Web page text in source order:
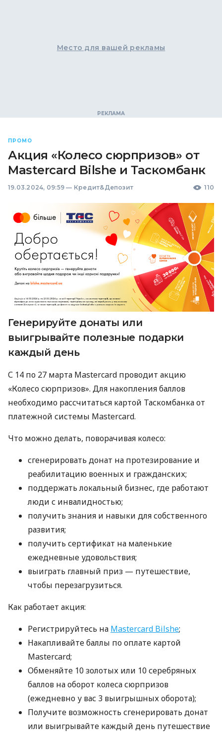
Место для вашей рекламы
ПРОМО
Акция «Колесо сюрпризов» от
Mastercard Bilshe и Таскомбанк
19.03.2024, 09:59 — Кредит&Депозит 110
Генерируйте донаты или
выигрывайте полезные подарки
каждый день
С 14 по 27 марта Mastercard проводит акцию
«Колесо сюрпризов». Для накопления баллов
необходимо рассчитаться картой Таскомбанка от
платежной системы Mastercard.
Что можно делать, поворачивая колесо:
сгенерировать донат на протезирование и
реабилитацию военных и гражданских;
поддержать локальный бизнес, где работают
люди с инвалидностью;
получить знания и навыки для собственного
развития;
получить сертификат на маленькие
ежедневные удовольствия;
выиграть главный приз — путешествие,
чтобы перезагрузиться.
Как работает акция:
Регистрируйтесь на Mastercard Bilshe;
Накапливайте баллы по оплате картой
Mastercard;
Обменяйте 10 золотых или 10 серебряных
баллов на оборот колеса сюрпризов
(ежедневно у вас 3 выигрышных оборота);
Получите возможность сгенерировать донат
или выигрывайте каждый день путешествие